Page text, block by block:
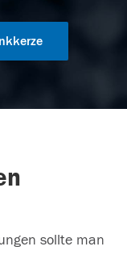
sollte man